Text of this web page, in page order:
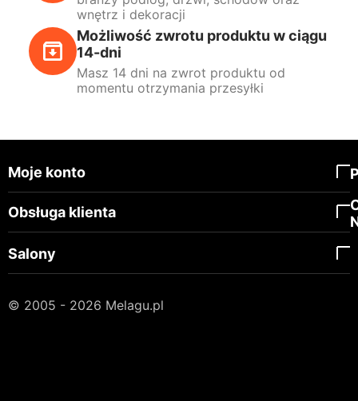
wnętrz i dekoracji
Możliwość zwrotu produktu w ciągu
14-dni
Masz 14 dni na zwrot produktu od
momentu otrzymania przesyłki
Moje konto
Obsługa klienta
Salony
© 2005 - 2026 Melagu.pl